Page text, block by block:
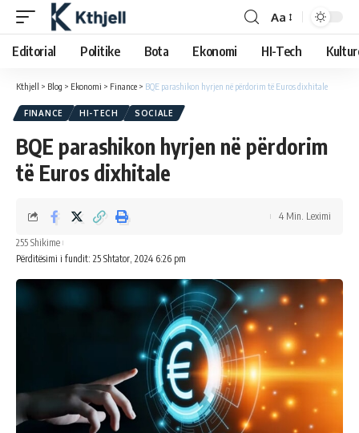
Aa
Editorial Politike Bota Ekonomi HI-Tech
Kthjell > Blog > Ekonomi > Finance > BQE parashikon hyrjen në përdorim të Euros dixhitale
FINANCE HI-TECH SOCIALE
BQE parashikon hyrjen në përdorim
të Euros dixhitale
Përditësimi i fundit: 25 Shtator, 2024 6:26 pm
255 Shikime
4 Min. Leximi